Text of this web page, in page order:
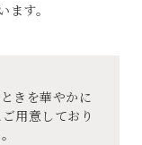
す。
きを華やかに
用意しており